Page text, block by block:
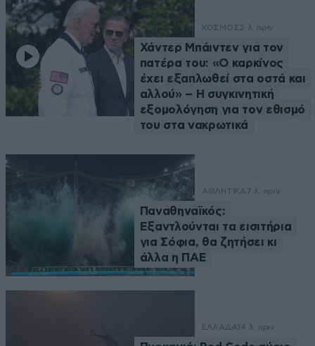
ΚΟΣΜΟΣ2 λ. πριν
Χάντερ Μπάιντεν για τον
πατέρα του: «Ο καρκίνος
έχει εξαπλωθεί στα οστά και
αλλού» – Η συγκινητική
εξομολόγηση για τον εθισμό
του στα νακρωτικά
ΑΘΛΗΤΙΚΑ7 λ. πριν
Παναθηναϊκός:
Εξαντλούνται τα εισιτήρια
για Σόφια, θα ζητήσει κι
άλλα η ΠΑΕ
ΕΛΛΑΔΑ 14 λ. πριν